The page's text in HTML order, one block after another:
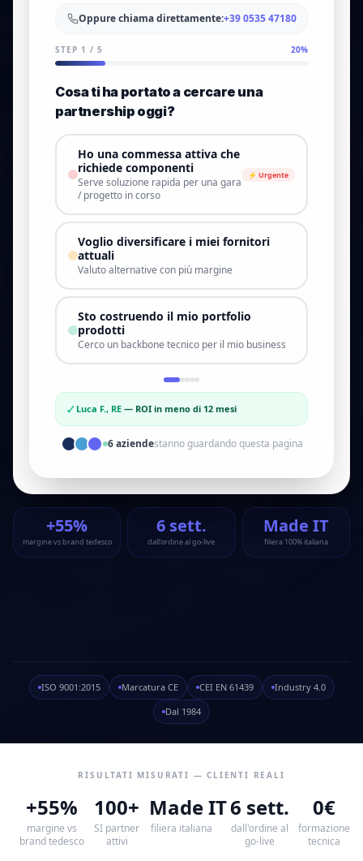
Oppure chiama direttamente:+39 0535 47180
STEP 1 / 5 20%
Cosa ti ha portato a cercare una
partnership oggi?
Ho una commessa attiva che
richiede componenti
Serve soluzione rapida per una gara
/ progetto in corso
⚡ Urgente
Voglio diversificare i miei fornitori
attuali
Valuto alternative con più margine
Sto costruendo il mio portfolio
prodotti
Cerco un backbone tecnico per il mio business
✓ Luca F., RE — ROI in meno di 12 mesi
6aziendestanno guardando questa pagina
+55%
margine vs brand tedesco
6 sett.
dall'ordine al go-live
Made IT
filiera 100% italiana
ISO 9001:2015 Marcatura CE CEI EN 61439
Industry 4.0
Dal 1984
RISULTATI MISURATI — CLIENTI REALI
+55%
margine vs
brand tedesco
100+
SI partner
attivi
Made IT
filiera italiana
6 sett.
dall'ordine al
go-live
0€
formazione
tecnica